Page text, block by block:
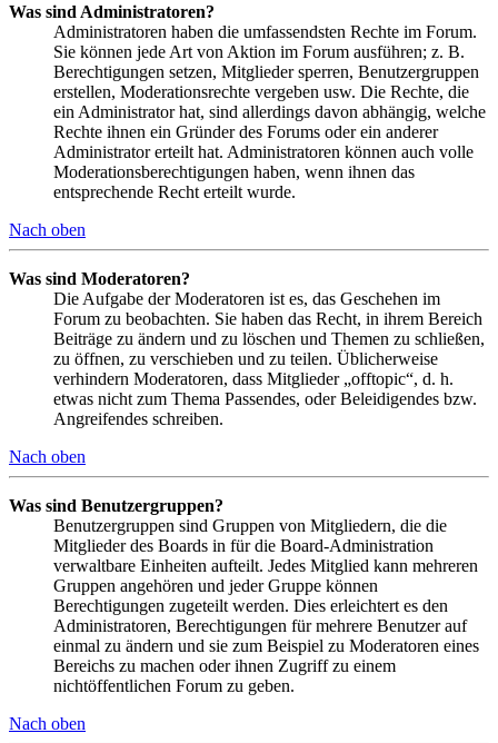
Was sind Administratoren?
Administratoren haben die umfassendsten Rechte im Forum.
Sie können jede Art von Aktion im Forum ausführen; z. B.
Berechtigungen setzen, Mitglieder sperren, Benutzergruppen
erstellen, Moderationsrechte vergeben usw. Die Rechte, die
ein Administrator hat, sind allerdings davon abhängig, welche
Rechte ihnen ein Gründer des Forums oder ein anderer
Administrator erteilt hat. Administratoren können auch volle
Moderationsberechtigungen haben, wenn ihnen das
entsprechende Recht erteilt wurde.
Nach oben
Was sind Moderatoren?
Die Aufgabe der Moderatoren ist es, das Geschehen im
Forum zu beobachten. Sie haben das Recht, in ihrem Bereich
Beiträge zu ändern und zu löschen und Themen zu schließen,
zu öffnen, zu verschieben und zu teilen. Üblicherweise
verhindern Moderatoren, dass Mitglieder „offtopic“, d. h.
etwas nicht zum Thema Passendes, oder Beleidigendes bzw.
Angreifendes schreiben.
Nach oben
Was sind Benutzergruppen?
Benutzergruppen sind Gruppen von Mitgliedern, die die
Mitglieder des Boards in für die Board-Administration
verwaltbare Einheiten aufteilt. Jedes Mitglied kann mehreren
Gruppen angehören und jeder Gruppe können
Berechtigungen zugeteilt werden. Dies erleichtert es den
Administratoren, Berechtigungen für mehrere Benutzer auf
einmal zu ändern und sie zum Beispiel zu Moderatoren eines
Bereichs zu machen oder ihnen Zugriff zu einem
nichtöffentlichen Forum zu geben.
Nach oben